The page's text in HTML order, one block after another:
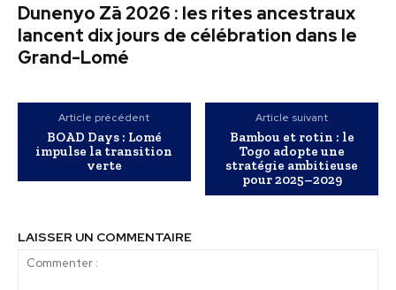
Dunenyo Zā 2026 : les rites ancestraux
lancent dix jours de célébration dans le
Grand-Lomé
Article précédent
BOAD Days : Lomé
impulse la transition
verte
Article suivant
Bambou et rotin : le
Togo adopte une
stratégie ambitieuse
pour 2025–2029
LAISSER UN COMMENTAIRE